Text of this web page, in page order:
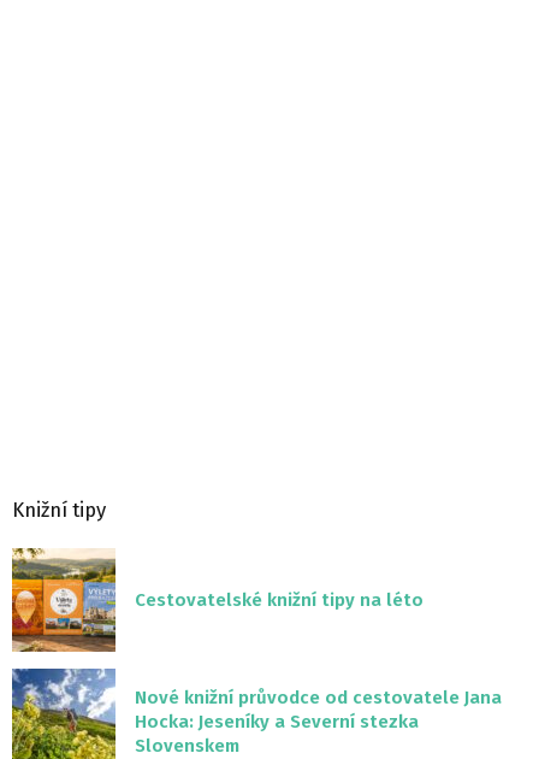
Knižní tipy
Cestovatelské knižní tipy na léto
Nové knižní průvodce od cestovatele Jana
Hocka: Jeseníky a Severní stezka
Slovenskem